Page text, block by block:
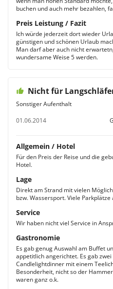
buchen und auch mehr bezahlen,
Preis Leistung / Fazit
Ich würde jederzeit dort wieder
günstigen und schönen Urlaub
Man darf aber auch nicht
wundersame Weise 5 werden.
Nicht für
Sonstiger Aufenthalt
01.06.2014
Allgemein / Hotel
Für den Preis der Reise und die
Hotel.
Lage
Direkt am Strand mit vielen
bzw. Wassersport. Viele Parkplätze
Service
Wir haben nicht viel Service in
Gastronomie
Es gab genug Auswahl am Buffet
appetitlich angerichtet. Es gab
Candlelightdinner mit einem
Besonderheit, nicht so der
waren ganz o.k.